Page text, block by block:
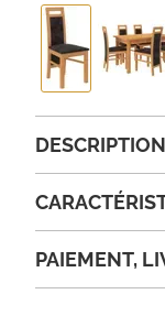
DESCRIPTION
PAIEMENT,